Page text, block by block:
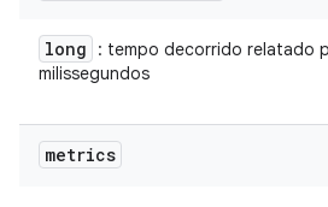
long
: tempo decorrido relatado
milissegundos
metrics